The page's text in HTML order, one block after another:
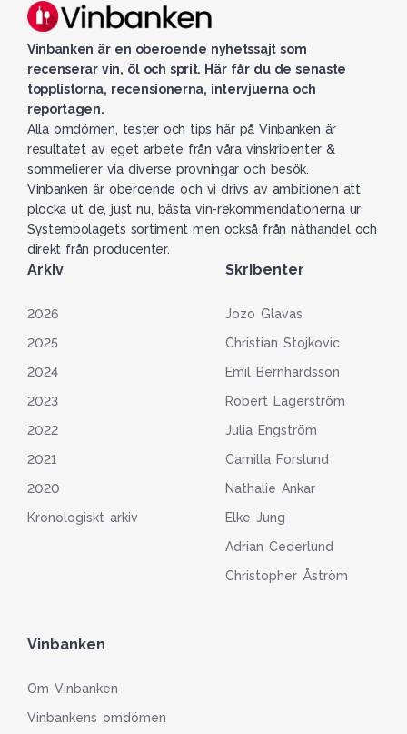
Vinbanken är en oberoende nyhetssajt som
recenserar vin, öl och sprit. Här får du de senaste
topplistorna, recensionerna, intervjuerna och
reportagen.
Alla omdömen, tester och tips här på Vinbanken är
resultatet av eget arbete från våra vinskribenter &
sommelierer via diverse provningar och besök.
Vinbanken är oberoende och vi drivs av ambitionen att
plocka ut de, just nu, bästa vin-rekommendationerna ur
Systembolagets sortiment men också från näthandel och
direkt från producenter.
Arkiv
2026
2025
2024
2023
2022
2021
2020
Kronologiskt arkiv
Skribenter
Jozo Glavas
Christian Stojkovic
Emil Bernhardsson
Robert Lagerström
Julia Engström
Camilla Forslund
Nathalie Ankar
Elke Jung
Adrian Cederlund
Christopher Åström
Vinbanken
Om Vinbanken
Vinbankens omdömen